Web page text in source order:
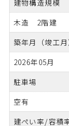
建物構造規模
木造 2階建
築年月（竣工月
2026年05月
駐車場
空有
建ぺい率/容積